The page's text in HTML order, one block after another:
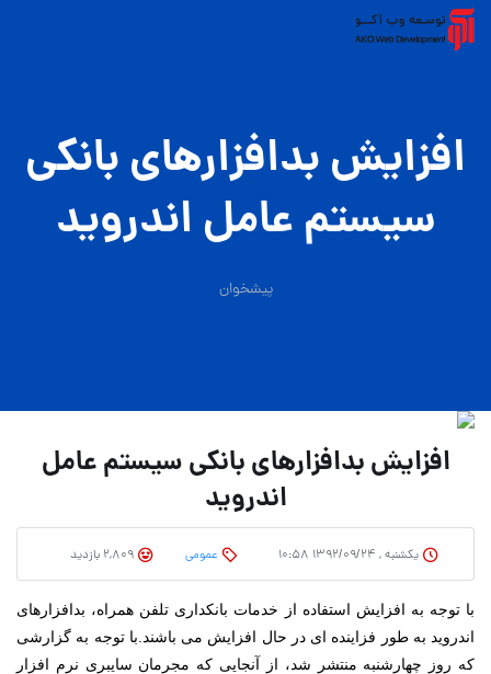
افزایش بدافزارهای بانكی
سیستم عامل اندروید
پیشخوان
افزایش بدافزارهای بانكی سیستم عامل
اندروید
یکشنبه , ۱۳۹۲/۰۹/۲۴ ۱۰:۵۸ عمومی
با توجه به افزایش استفاده از خدمات بانكداری تلفن همراه، بدافزارهای
اندروید به طور فزاینده ای در حال افزایش می باشند. با توجه به گزارشی
كه روز چهارشنبه منتشر شد، از آنجایی كه مجرمان سایبری نرم افزار